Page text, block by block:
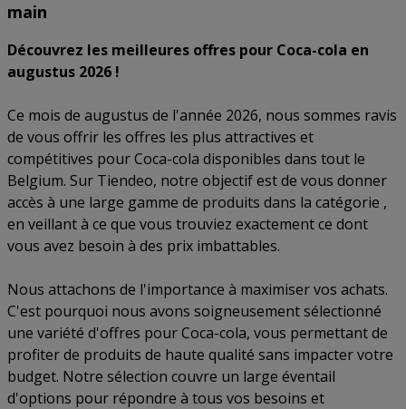
main
Découvrez les meilleures offres pour Coca-cola en
augustus 2026 !
Ce mois de augustus de l'année 2026, nous sommes ravis
de vous offrir les offres les plus attractives et
compétitives pour Coca-cola disponibles dans tout le
Belgium. Sur Tiendeo, notre objectif est de vous donner
accès à une large gamme de produits dans la catégorie ,
en veillant à ce que vous trouviez exactement ce dont
vous avez besoin à des prix imbattables.
Nous attachons de l'importance à maximiser vos achats.
C'est pourquoi nous avons soigneusement sélectionné
une variété d'offres pour Coca-cola, vous permettant de
profiter de produits de haute qualité sans impacter votre
budget. Notre sélection couvre un large éventail
d'options pour répondre à tous vos besoins et